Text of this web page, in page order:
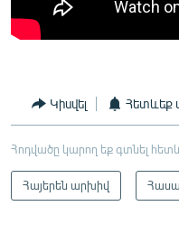
Կիսվել Հետևեք
Հոդվածը կարող եք գտնել
Հայերեն արխիվ